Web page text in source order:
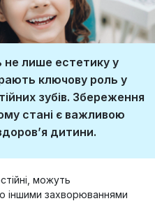
не лише естетику у
ключову роль у
зубів. Збереження
стані є важливою
дитини.
можуть
іншими захворюваннями